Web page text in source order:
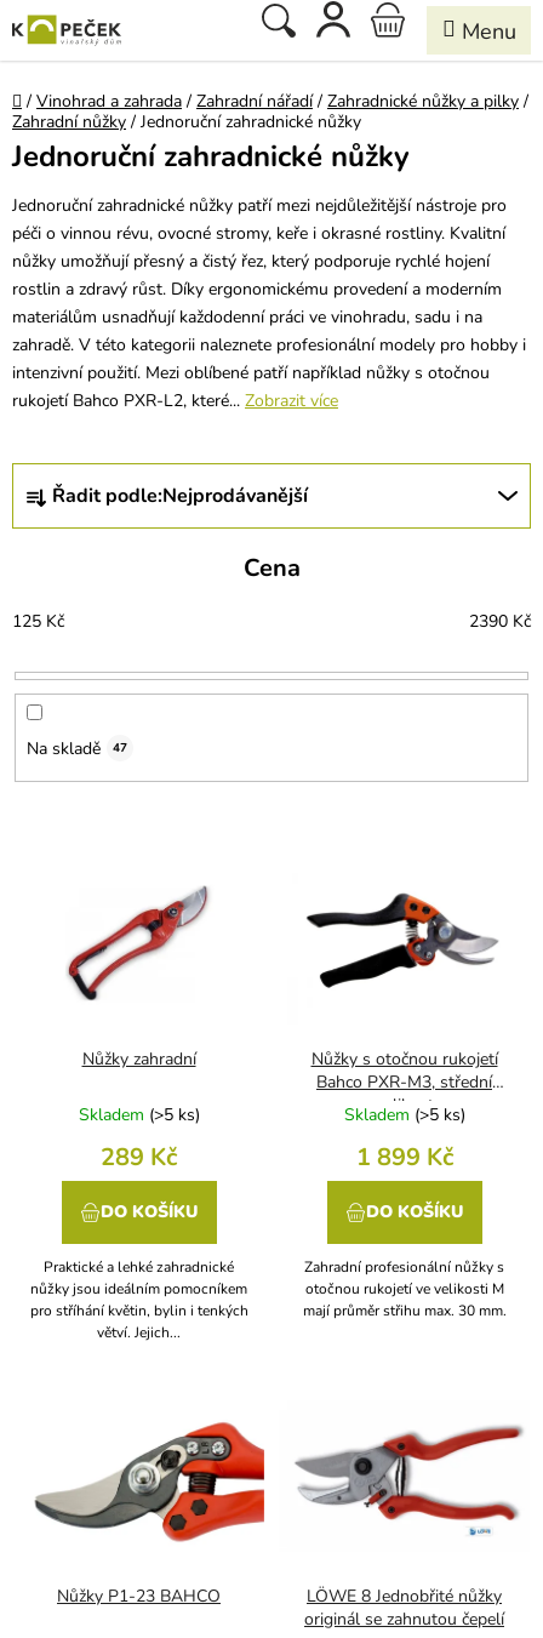
na
obsah
Hledat
NÁKUPNÍ
KOŠÍK
Domů
/ Vinohrad a zahrada / Zahradní nářadí / Zahradnické nůžky a pilky /
Zahradní nůžky / Jednoruční zahradnické nůžky
Jednoruční zahradnické nůžky
Jednoruční zahradnické nůžky patří mezi nejdůležitější nástroje pro
péči o vinnou révu, ovocné stromy, keře i okrasné rostliny. Kvalitní
nůžky umožňují přesný a čistý řez, který podporuje rychlé hojení
rostlin a zdravý růst. Díky ergonomickému provedení a moderním
materiálům usnadňují každodenní práci ve vinohradu, sadu i na
zahradě. V této kategorii naleznete profesionální modely pro hobby i
intenzivní použití. Mezi oblíbené patří například nůžky s otočnou
rukojetí Bahco PXR-L2, které... Zobrazit více
Ř
z
í
p
o
Řadit podle:Nejprodávanější
Cena
125 Kč 2390 Kč
Na skladě 47
Nůžky zahradní
Skladem (>5 ks)
289 Kč
DO KOŠÍKU
Praktické a lehké zahradnické
nůžky jsou ideálním pomocníkem
pro stříhání květin, bylin i tenkých
větví. Jejich...
Nůžky s otočnou rukojetí
Bahco PXR-M3, střední
velikost
Skladem (>5 ks)
1 899 Kč
DO KOŠÍKU
Zahradní profesionální nůžky s
otočnou rukojetí ve velikosti M
mají průměr střihu max. 30 mm.
Nůžky P1-23 BAHCO
LÖWE 8 Jednobřité nůžky
originál se zahnutou čepelí